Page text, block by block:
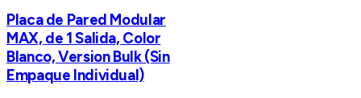
Placa de Pared Modular
MAX, de 1 Salida, Color
Blanco, Version Bulk (Sin
Empaque Individual)